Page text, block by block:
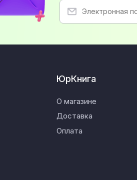
ЮрКнига
О магазине
Доставка
Оплата